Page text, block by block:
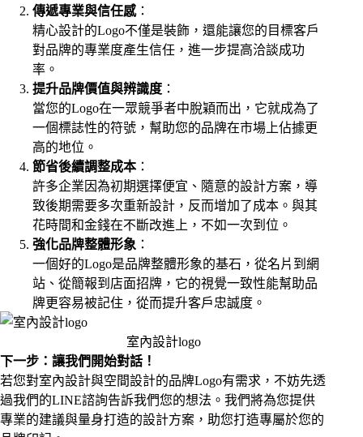
傳遞專業與信任感：
精心設計的Logo不僅是裝飾，還能讓您的目標客戶
對品牌的專業度產生信任，進一步提高洽談成功
率。
提升品牌價值與辨識度 ：
當您的Logo在一眾競爭者中脫穎而出，它就成為了
一個標誌性的符號，幫助您的品牌在市場上佔據更
高的地位。
節省後續調整成本：
許多企業因為初期選擇便宜、隨意的設計方案，導
致後期需要多次重新設計，反而增加了成本。與其
花時間和金錢在不斷改進上，不如一次到位。
強化品牌整體形象 ：
一個好的Logo是品牌整體形象的基石，從名片到網
站、從簡報到店面招牌，它的視覺一致性能幫助品
牌更容易被記住，從而提升客戶忠誠度。
室內設計logo
下一步：讓我們開始對話！
若您對室內設計與空間設計的品牌Logo有需求，不妨先透
過我們的LINE諮詢告訴我們您的想法。我們將為您提供
專業的建議與量身打造的設計方案，助您打造專屬於您的